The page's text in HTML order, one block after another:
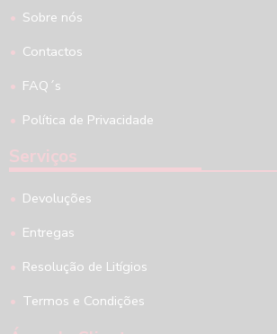
Sobre nós
Contactos
FAQ´s
Política de Privacidade
Serviços
Devoluções
Entregas
Resolução de Litígios
Termos e Condições